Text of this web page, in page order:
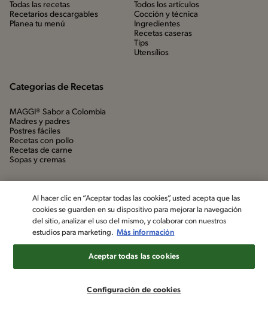
Todas las recetas
Recetarios descargables
Planea tu menú
Todos los artículos
Cocción y técnica
Ingredientes
Recetas caseras
Tips
Utensílios
Categorias de Recetas
MAGGI® Sabor a Colombia
Madres y padres
Postres fáciles
Recetas con pollo
Recetas de carne
Sopas y cremas
©2022, Nestlé. Marcas registradas por Société dels Produits Nestlé,
Al hacer clic en “Aceptar todas las cookies”, usted acepta que las
cookies se guarden en su dispositivo para mejorar la navegación
del sitio, analizar el uso del mismo, y colaborar con nuestros
estudios para marketing. Más información
Configuración de cookies
Aceptar todas las cookies